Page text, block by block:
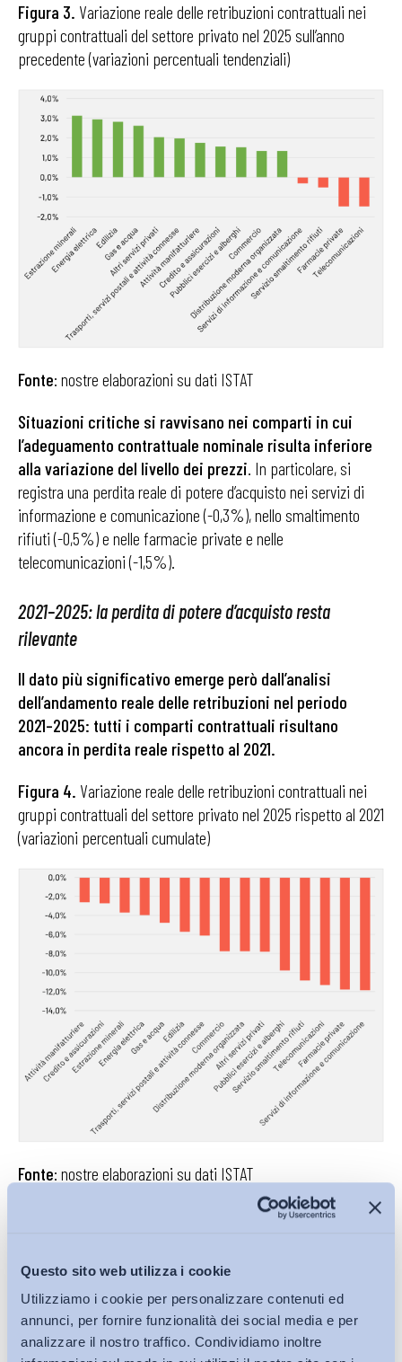
Questo sito web utilizza i cookie
Utilizziamo i cookie per personalizzare contenuti ed
annunci, per fornire funzionalità dei social media e per
analizzare il nostro traffico. Condividiamo inoltre
Figura 3. Variazione reale delle retribuzioni contrattuali nei
gruppi contrattuali del settore privato nel 2025 sull’anno
precedente (variazioni percentuali tendenziali)
Fonte: nostre elaborazioni su dati ISTAT
Situazioni critiche si ravvisano nei comparti in cui
l’adeguamento contrattuale nominale risulta inferiore
alla variazione del livello dei prezzi. In particolare, si
registra una perdita reale di potere d’acquisto nei servizi di
informazione e comunicazione (-0,3%), nello smaltimento
rifiuti (-0,5%) e nelle farmacie private e nelle
telecomunicazioni (-1,5%).
2021–2025: la perdita di potere d’acquisto resta
rilevante
Il dato più significativo emerge però dall’analisi
dell’andamento reale delle retribuzioni nel periodo
2021–2025: tutti i comparti contrattuali risultano
ancora in perdita reale rispetto al 2021.
Figura 4. Variazione reale delle retribuzioni contrattuali nei
gruppi contrattuali del settore privato nel 2025 rispetto al 2021
(variazioni percentuali cumulate)
Fonte: nostre elaborazioni su dati ISTAT
A fronte di una variazione cumulata del livello dei prezzi nel
registrano, logicamente, nei comparti che hanno
beneficiato di incrementi retributivi nominali più
elevati: manifattura (-2,6%), credito (-2,7%) ed estrazione di
minerali (-3,7%). Perdite intermedie interessano l’edilizia
(-5,7%), i trasporti (-6,1%) e il commercio e distribuzione